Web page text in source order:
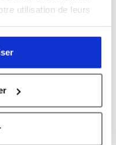
utilisation de leurs
max)